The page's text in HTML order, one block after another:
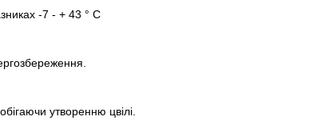
-7 - + 43 ° С
утворенню цвілі.